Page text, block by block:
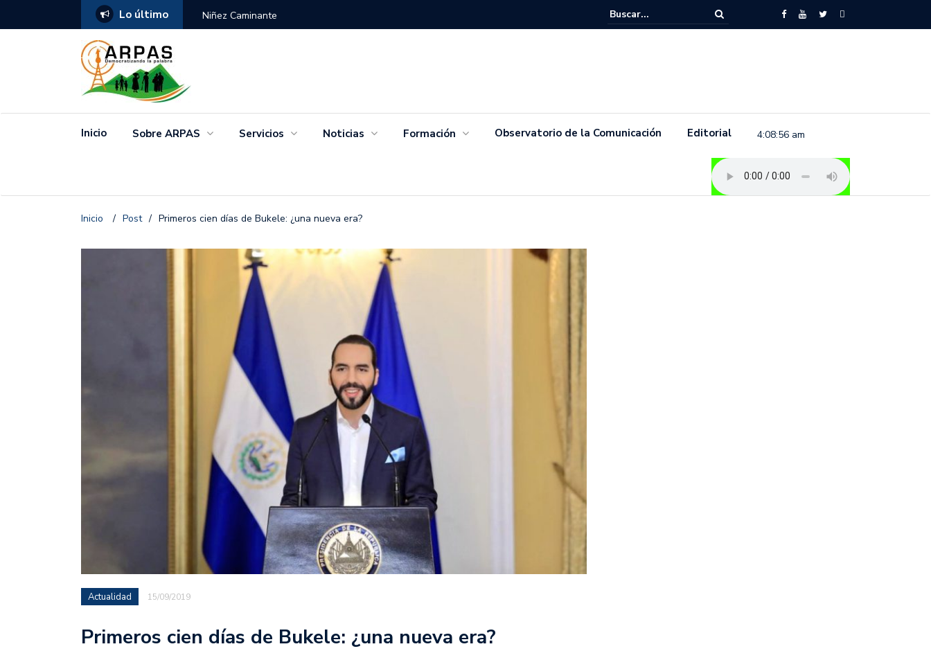
Lo último Niñez Caminante
Movimiento feminista se pronuncia previo a la conmemoración del 8 de marzo
Salvador.
Inicio Sobre ARPAS Servicios Noticias Formación Observatorio de la Comunicación Editorial 4:08:57 am
Inicio / Post / Primeros cien días de Bukele: ¿una nueva era?
Actualidad 15/09/2019
Primeros cien días de Bukele: ¿una nueva era?